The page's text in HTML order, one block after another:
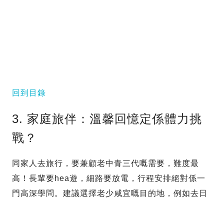
回到目錄
3. 家庭旅伴：溫馨回憶定係體力挑
戰？
同家人去旅行，要兼顧老中青三代嘅需要，難度最
高！長輩要hea遊，細路要放電，行程安排絕對係一
門高深學問。建議選擇老少咸宜嘅目的地，例如去日